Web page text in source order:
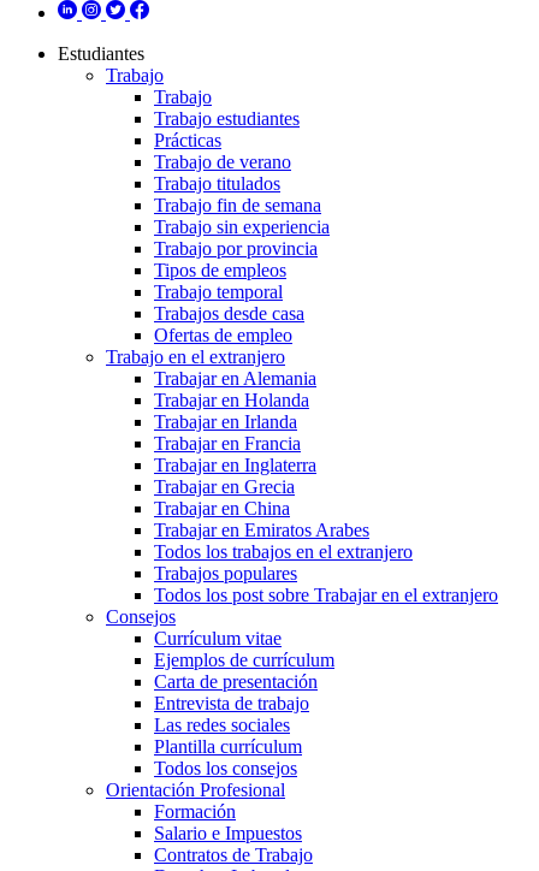
Estudiantes
Trabajo
Trabajo
Trabajo estudiantes
Prácticas
Trabajo de verano
Trabajo titulados
Trabajo fin de semana
Trabajo sin experiencia
Trabajo por provincia
Tipos de empleos
Trabajo temporal
Trabajos desde casa
Ofertas de empleo
Trabajo en el extranjero
Trabajar en Alemania
Trabajar en Holanda
Trabajar en Irlanda
Trabajar en Francia
Trabajar en Inglaterra
Trabajar en Grecia
Trabajar en China
Trabajar en Emiratos Arabes
Todos los trabajos en el extranjero
Trabajos populares
Todos los post sobre Trabajar en el extranjero
Consejos
Currículum vitae
Ejemplos de currículum
Carta de presentación
Entrevista de trabajo
Las redes sociales
Plantilla currículum
Todos los consejos
Orientación Profesional
Formación
Salario e Impuestos
Contratos de Trabajo